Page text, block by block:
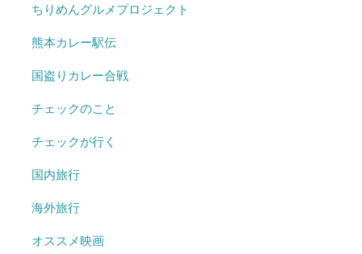
ちりめんグルメプロジェクト
熊本カレー駅伝
国盗りカレー合戦
チェックのこと
チェックが行く
国内旅行
海外旅行
オススメ映画